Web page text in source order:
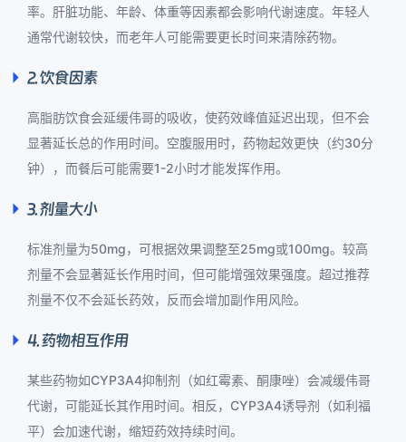
率。肝脏功能、年龄、体重等因素都会影响代谢速度。年轻人
通常代谢较快，而老年人可能需要更长时间来清除药物。
2. 饮食因素
高脂肪饮食会延缓伟哥的吸收，使药效峰值延迟出现，但不会
显著延长总的作用时间。空腹服用时，药物起效更快（约30分
钟），而餐后可能需要1-2小时才能发挥作用。
3. 剂量大小
标准剂量为50mg，可根据效果调整至25mg或100mg。较高
剂量不会显著延长作用时间，但可能增强效果强度。超过推荐
剂量不仅不会延长药效，反而会增加副作用风险。
4. 药物相互作用
某些药物如CYP3A4抑制剂（如红霉素、酮康唑）会减缓伟哥
代谢，可能延长其作用时间。相反，CYP3A4诱导剂（如利福
平）会加速代谢，缩短药效持续时间。